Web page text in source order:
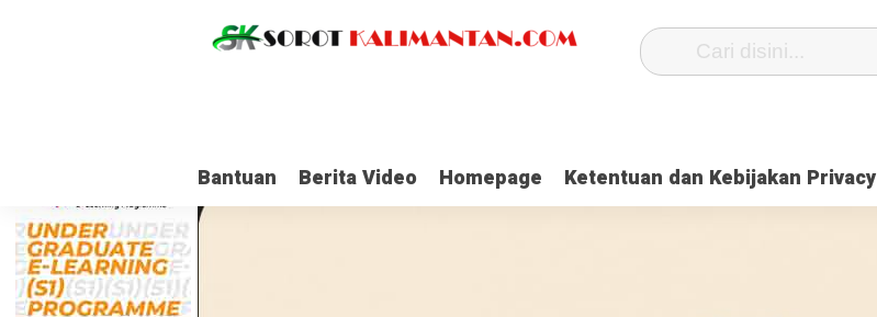
Bantuan Berita Video Homepage Ketentuan dan Kebijakan Privacy